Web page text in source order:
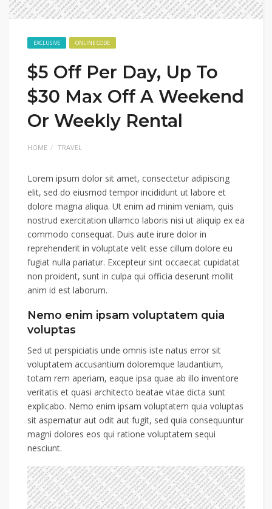
EXCLUSIVE ONLINE CODE
$5 Off Per Day, Up To
$30 Max Off A Weekend
Or Weekly Rental
HOME TRAVEL
Lorem ipsum dolor sit amet, consectetur adipiscing
elit, sed do eiusmod tempor incididunt ut labore et
dolore magna aliqua. Ut enim ad minim veniam, quis
nostrud exercitation ullamco laboris nisi ut aliquip ex ea
commodo consequat. Duis aute irure dolor in
reprehenderit in voluptate velit esse cillum dolore eu
fugiat nulla pariatur. Excepteur sint occaecat cupidatat
non proident, sunt in culpa qui officia deserunt mollit
anim id est laborum.
Nemo enim ipsam voluptatem quia
voluptas
Sed ut perspiciatis unde omnis iste natus error sit
voluptatem accusantium doloremque laudantium,
totam rem aperiam, eaque ipsa quae ab illo inventore
veritatis et quasi architecto beatae vitae dicta sunt
explicabo. Nemo enim ipsam voluptatem quia voluptas
sit aspernatur aut odit aut fugit, sed quia consequuntur
magni dolores eos qui ratione voluptatem sequi
nesciunt.